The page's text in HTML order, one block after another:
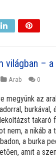
világban – a
Arab 0
megyünk az
burkával,
takaró
nem, a nikáb a
a burka
amit a